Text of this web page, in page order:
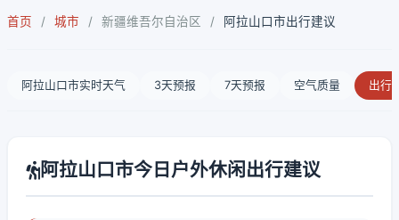
首页 / 城市 / 新疆维吾尔自治区 / 阿拉山口市出行建议
阿拉山口市实时天气 3天预报 7天预报 空气质量 出行
阿拉山口市今日户外休闲出行建议